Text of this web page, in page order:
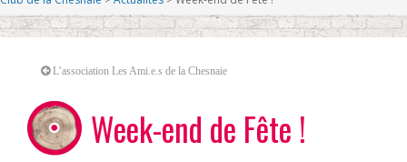
L’association Les Ami.e.s de la Chesnaie
Week-end de Fête !